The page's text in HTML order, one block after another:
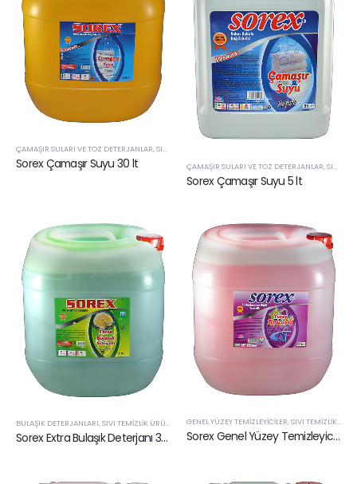
ÇAMAŞIR SULARI VE TOZ DETERJANLAR,SIVI TEMIZLIK ÜRÜNLERI
Sorex Çamaşır Suyu 30 lt ÇAMAŞIR SULARI VE TOZ DETERJANLAR,SIVI TEMIZLIK ÜRÜNLERI
Sorex Çamaşır Suyu 5 lt
BULAŞIK DETERJANLARI,SIVI TEMIZLIK ÜRÜNLERI
Sorex Extra Bulaşık Deterjanı 30 lt
GENEL YÜZEY TEMIZLEYICILER,SIVI TEMIZLIK ÜRÜNLERI
Sorex Genel Yüzey Temizleyici 30 lt